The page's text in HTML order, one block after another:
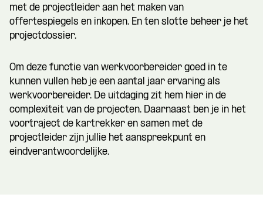
met de projectleider aan het maken van
offertespiegels en inkopen. En ten slotte beheer je het
projectdossier.
Om deze functie van werkvoorbereider goed in te
kunnen vullen heb je een aantal jaar ervaring als
werkvoorbereider. De uitdaging zit hem hier in de
complexiteit van de projecten. Daarnaast ben je in het
voortraject de kartrekker en samen met de
projectleider zijn jullie het aanspreekpunt en
eindverantwoordelijke.